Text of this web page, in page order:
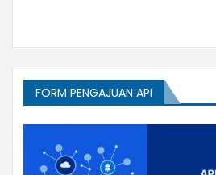
FORM PENGAJUAN API